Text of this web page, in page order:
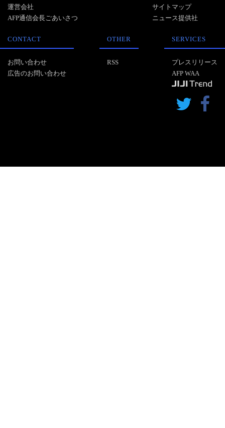
運営会社
AFP通信会長ごあいさつ
サイトマップ
ニュース提供社
CONTACT
お問い合わせ
広告のお問い合わせ
OTHER
RSS
SERVICES
プレスリリース
AFP WAA